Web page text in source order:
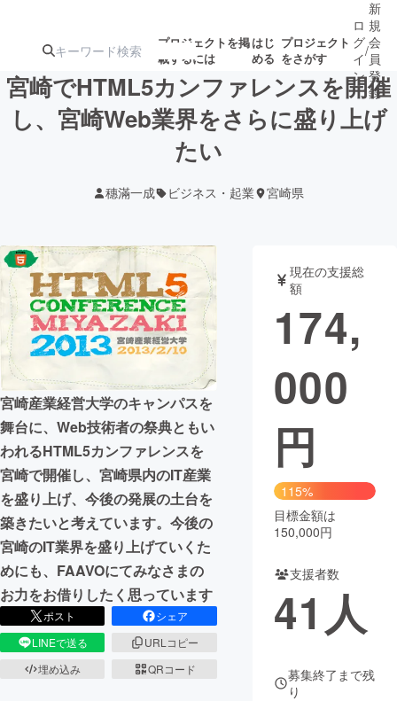
プロジェクトを掲
載するには
はじ
める
プロジェクト
をさがす
注目の新着プロ募集終了が近いプ
テクノロジー・ガジェット
映像・映画 書籍・雑誌
ビジネス・起業 チャレンジ
まちづくり・地域活性化
CAMPFIRE for Social Good
CAMPFIRE Creation
CAMPFIREふるさと納税machi-ya コミュニティ
ロ
グ
イ
ン
/
新
規
会
員
登
録
宮崎でHTML5カンファレンスを開催
し、宮崎Web業界をさらに盛り上げ
たい
穗滿一成 ビジネス・起業 宮崎県
宮崎産業経営大学のキャンパスを
舞台に、Web技術者の祭典ともい
われるHTML5カンファレンスを
宮崎で開催し、宮崎県内のIT産業
を盛り上げ、今後の発展の土台を
築きたいと考えています。今後の
宮崎のIT業界を盛り上げていくた
めにも、FAAVOにてみなさまの
お力をお借りしたく思っています
ポスト
シェア
LINEで送る
URLコピー
埋め込み
QRコード
現在の支援総
額
174,
000
円
115%
目標金額は
150,000円
支援者数
41 人
募集終了まで残
り